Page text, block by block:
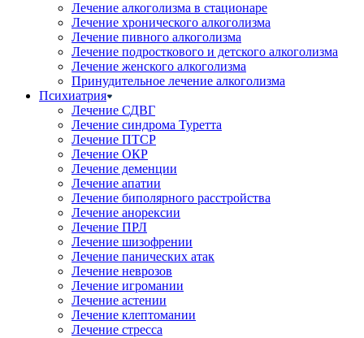
Лечение алкоголизма в стационаре
Лечение хронического алкоголизма
Лечение пивного алкоголизма
Лечение подросткового и детского алкоголизма
Лечение женского алкоголизма
Принудительное лечение алкоголизма
Психиатрия
Лечение СДВГ
Лечение синдрома Туретта
Лечение ПТСР
Лечение ОКР
Лечение деменции
Лечение апатии
Лечение биполярного расстройства
Лечение анорексии
Лечение ПРЛ
Лечение шизофрении
Лечение панических атак
Лечение неврозов
Лечение игромании
Лечение астении
Лечение клептомании
Лечение стресса